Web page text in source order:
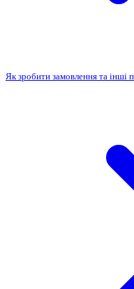
Як зробити замовлення та інші